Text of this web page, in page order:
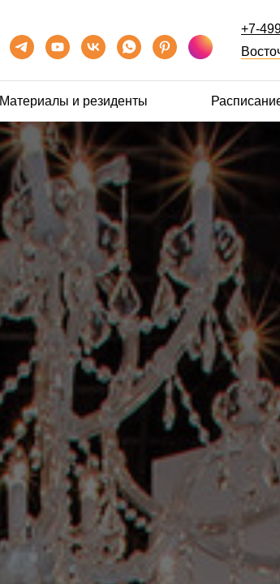
+7-
Материалы и резиденты